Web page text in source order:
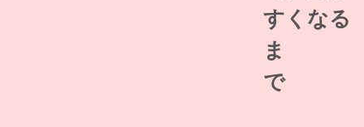
すくなる
ま
で